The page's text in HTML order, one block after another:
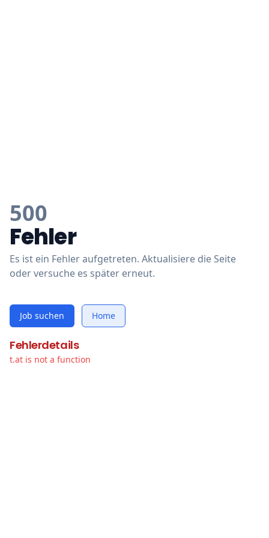
500
Fehler
Es ist ein Fehler aufgetreten. Aktualisiere die Seite
oder versuche es später erneut.
Job suchen Home
Fehlerdetails
t.at is not a function